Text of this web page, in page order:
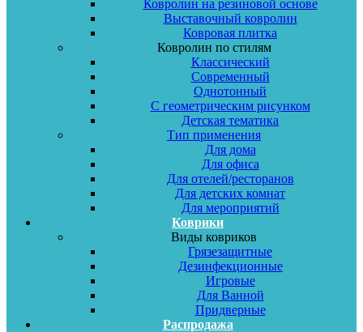
Ковролин на резиновой основе
Выставочный ковролин
Ковровая плитка
Ковролин по стилям
Классический
Современный
Однотонный
С геометрическим рисунком
Детская тематика
Тип применения
Для дома
Для офиса
Для отелей/ресторанов
Для детских комнат
Для мероприятий
Коврики
Виды ковриков
Грязезащитные
Дезинфекционные
Игровые
Для Ванной
Придверные
Распродажа